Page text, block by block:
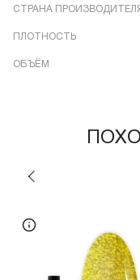
СТРАНА
ПЛОТНОСТЬ
ОБЪЁМ